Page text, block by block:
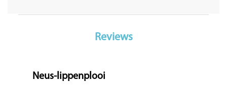
Reviews
Neus-lippenplooi